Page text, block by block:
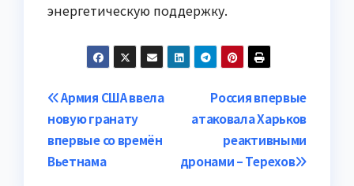
энергетическую поддержку.
Навигация
по
записям
Россия впервые
атаковала Харьков
реактивными
дронами – Терехов
Армия США ввела
новую гранату
впервые со времён
Вьетнама